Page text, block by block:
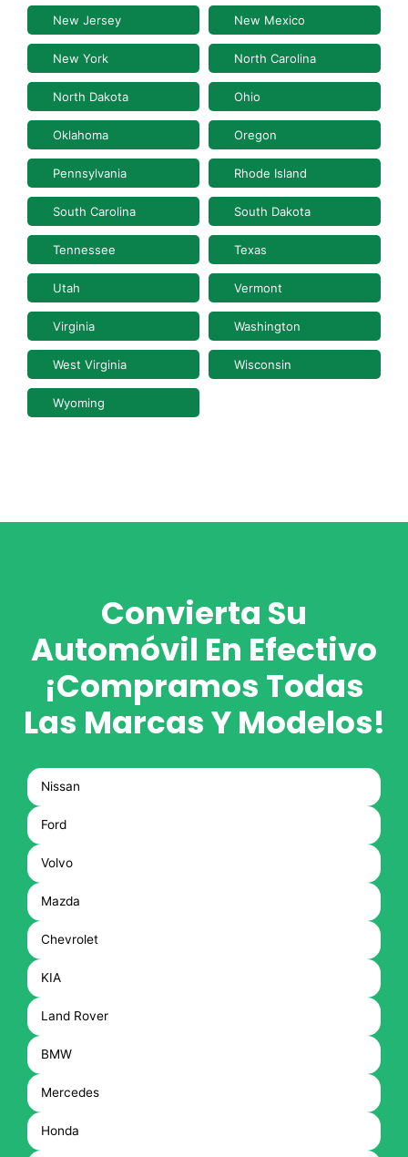
New Jersey New Mexico
New York North Carolina
North Dakota Ohio
Oklahoma Oregon
Pennsylvania Rhode Island
South Carolina South Dakota
Tennessee Texas
Utah Vermont
Virginia Washington
West Virginia Wisconsin
Wyoming
Convierta Su
Automóvil En Efectivo
¡Compramos Todas
Las Marcas Y Modelos!
Nissan
Ford
Volvo
Mazda
Chevrolet
KIA
Land Rover
BMW
Mercedes
Honda